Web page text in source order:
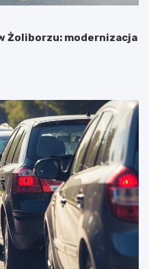
Żoliborzu: modernizacja